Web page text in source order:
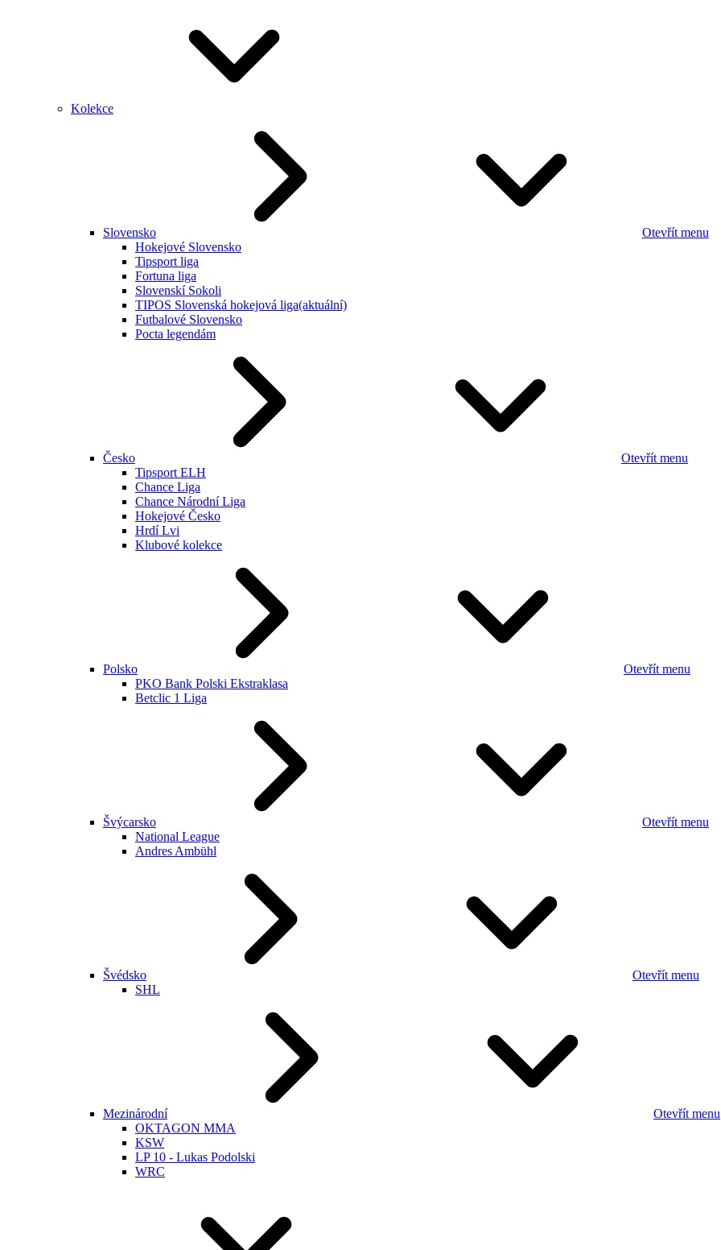
Kolekce
Slovensko
Otevřít menu
Hokejové Slovensko
Tipsport liga
Fortuna liga
Slovenskí Sokoli
TIPOS Slovenská hokejová liga(aktuální)
Futbalové Slovensko
Pocta legendám
Česko
Otevřít menu
Tipsport ELH
Chance Liga
Chance Národní Liga
Hokejové Česko
Hrdí Lvi
Klubové kolekce
Polsko
Otevřít menu
PKO Bank Polski Ekstraklasa
Betclic 1 Liga
Švýcarsko
Otevřít menu
National League
Andres Ambühl
Švédsko
Otevřít menu
SHL
Mezinárodní
Otevřít menu
OKTAGON MMA
KSW
LP 10 - Lukas Podolski
WRC